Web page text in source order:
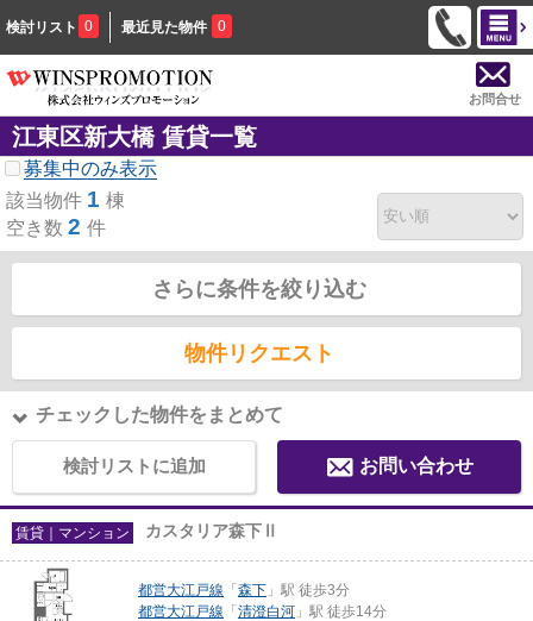
検討リスト 0 最近見た物件 0
お問合せ
江東区新大橋 賃貸一覧
募集中のみ表示
該当物件 1 棟
空き数 2 件
さらに条件を絞り込む
物件リクエスト
チェックした物件をまとめて
検討リストに追加 お問い合わせ
賃貸｜マンション カスタリア森下Ⅱ
都営大江戸線 「 森下 」駅 徒歩3分
都営大江戸線 「 清澄白河 」駅 徒歩14分